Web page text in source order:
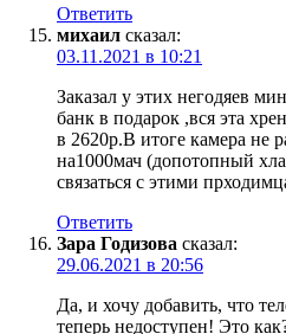
Ответить
михаил сказал:
03.11.2021 в 10:21
Заказал у этих негодяев
банк в подарок ,вся эта
в 2620р.В итоге камера не
на1000мач (допотопный
связаться с этими
Ответить
Зара Годизова сказал:
29.06.2021 в 20:56
Да, и хочу добавить, что
теперь недоступен! Это